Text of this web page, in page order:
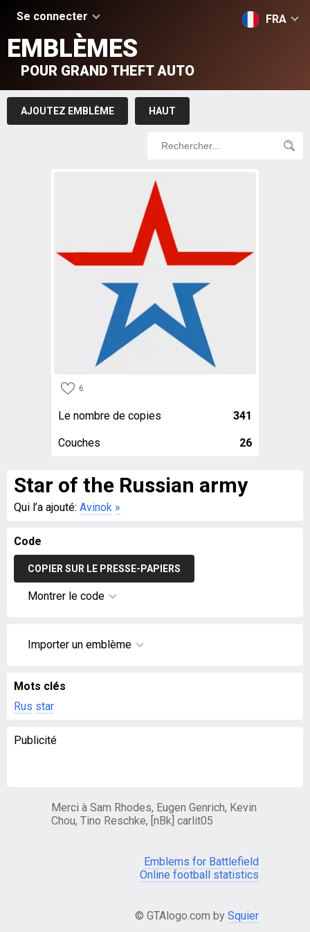
Se connecter FRA
EMBLÈMES
POUR GRAND THEFT AUTO
AJOUTEZ EMBLÈME HAUT
6
Le nombre de copies 341
Couches 26
Star of the Russian army
Qui l’a ajouté: Avinok »
Code
COPIER SUR LE PRESSE-PAPIERS
Montrer le code
Importer un emblème
Mots clés
Rus star
Publicité
Merci à Sam Rhodes, Eugen Genrich, Kevin
Chou, Tino Reschke, [nBk] carlit05
Emblems for Battlefield
Online football statistics
© GTAlogo.com by Squier